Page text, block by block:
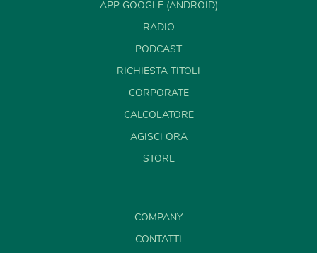
APP GOOGLE (ANDROID)
RADIO
PODCAST
RICHIESTA TITOLI
CORPORATE
CALCOLATORE
AGISCI ORA
STORE
COMPANY
CONTATTI